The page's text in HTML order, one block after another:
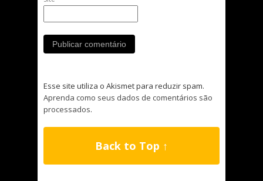
Esse site utiliza o Akismet para reduzir spam.
Aprenda como seus dados de comentários são
processados.
Back to Top ↑